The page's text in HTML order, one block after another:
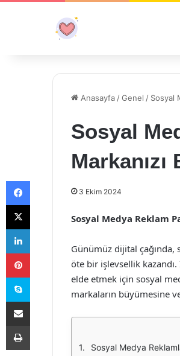
Anasayfa /Genel / Sosyal
Sosyal
3 Ekim 2024
Sosyal Medya Reklam
Günümüz dijital
öte bir işlevsellik
elde etmek için sosyal
markaların büyümesine
Sosyal Medya
Facebook
X
LinkedIn
Pinterest
Skype
E-Posta ile paylaş